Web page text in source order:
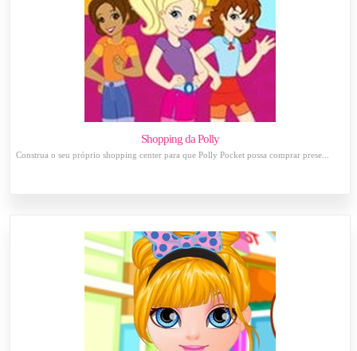
Shopping da Polly
Construa o seu próprio shopping center para que Polly Pocket possa comprar prese...